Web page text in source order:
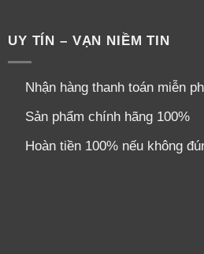
UY TÍN – VẠN NIỀM TIN
Nhận hàng thanh toán miễn
Sản phẩm chính hãng 100%
Hoàn tiền 100% nếu không